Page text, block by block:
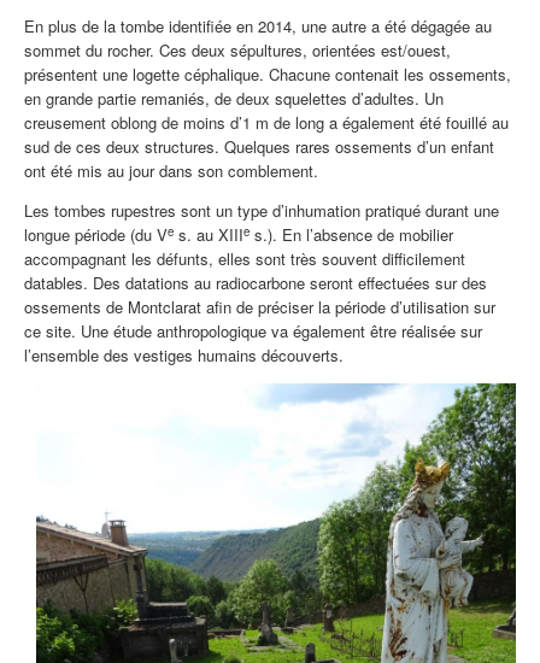
En plus de la tombe identifiée en 2014, une autre a été dégagée au
sommet du rocher. Ces deux sépultures, orientées est/ouest,
présentent une logette céphalique. Chacune contenait les ossements,
en grande partie remaniés, de deux squelettes d’adultes. Un
creusement oblong de moins d’1 m de long a également été fouillé au
sud de ces deux structures. Quelques rares ossements d’un enfant
ont été mis au jour dans son comblement.
Les tombes rupestres sont un type d’inhumation pratiqué durant une
longue période (du Ve s. au XIIIe s.). En l’absence de mobilier
accompagnant les défunts, elles sont très souvent difficilement
datables. Des datations au radiocarbone seront effectuées sur des
ossements de Montclarat afin de préciser la période d’utilisation sur
ce site. Une étude anthropologique va également être réalisée sur
l’ensemble des vestiges humains découverts.